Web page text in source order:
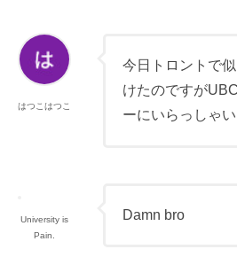
はつこはつこ
今日トロントで
けたのですが
ーにいらっしゃ
University is
Pain.
Damn bro